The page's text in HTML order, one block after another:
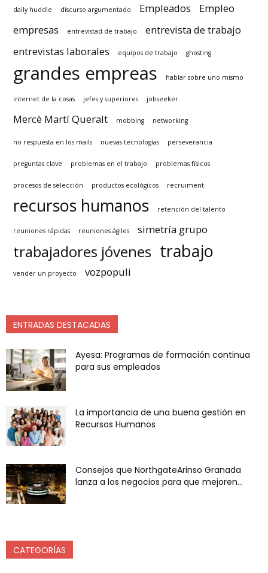
daily huddle discurso argumentado Empleados
Empleo
empresas
entrevistad de trabajo
entrevista de trabajo
entrevistas laborales
equipos de trabajo ghosting
grandes empreas hablar sobre uno mismo
internet de la cosas jefes y superiores jobseeker
Mercè Martí Queralt mobbing networking
no respuesta en los mails nuevas tecnologías perseverancia
preguntas clave problemas en el trabajo problemas físicos
procesos de selección productos ecológicos recruiment
recursos humanos retención del talento
reuniones rápidas reuniones ágiles simetría grupo
trabajadores jóvenes trabajo
vender un proyecto vozpopuli
ENTRADAS DESTACADAS
Ayesa: Programas de formación continua
para sus empleados
La importancia de una buena gestión en
Recursos Humanos
Consejos que NorthgateArinso Granada
lanza a los negocios para que mejoren...
CATEGORÍAS